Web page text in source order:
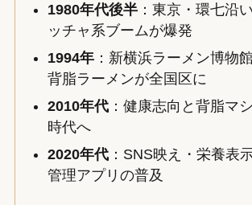
1980年代後半：東京・環七沿
ッチャ系ブームが爆発
1994年：新横浜ラーメン博物
背脂ラーメンが全国区に
2010年代：健康志向と背脂マ
時代へ
2020年代：SNS映え・栄養表
管理アプリの普及